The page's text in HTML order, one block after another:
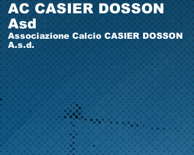
AC CASIER DOSSON
Asd
Associazione Calcio CASIER DOSSON
A.s.d.